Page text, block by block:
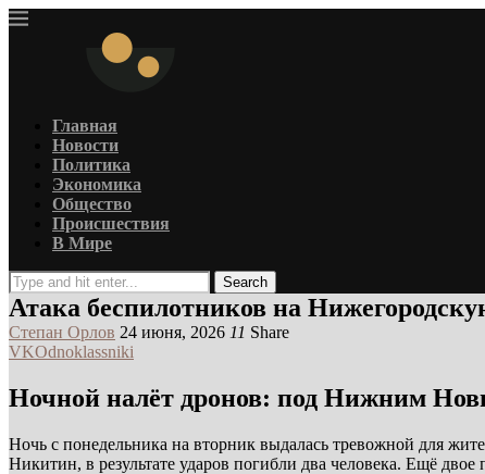
Главная
Новости
Политика
Экономика
Общество
Происшествия
В Мире
Search
Атака беспилотников на
Степан Орлов 24 июня, 2026 11 Share
VKOdnoklassniki
Ночной налёт дронов: под Нижним
Ночь с понедельника на вторник выдалась тревожной для
Никитин, в результате ударов погибли два человека. Ещё